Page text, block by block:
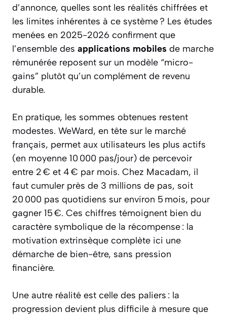
d’annonce, quelles sont les réalités chiffrées et
les limites inhérentes à ce système ? Les études
menées en 2025-2026 confirment que
l’ensemble des applications mobiles de marche
rémunérée reposent sur un modèle “micro-
gains” plutôt qu’un complément de revenu
durable.
En pratique, les sommes obtenues restent
modestes. WeWard, en tête sur le marché
français, permet aux utilisateurs les plus actifs
(en moyenne 10 000 pas/jour) de percevoir
entre 2 € et 4 € par mois. Chez Macadam, il
faut cumuler près de 3 millions de pas, soit
20 000 pas quotidiens sur environ 5 mois, pour
gagner 15 €. Ces chiffres témoignent bien du
caractère symbolique de la récompense : la
motivation extrinsèque complète ici une
démarche de bien-être, sans pression
financière.
Une autre réalité est celle des paliers : la
progression devient plus difficile à mesure que